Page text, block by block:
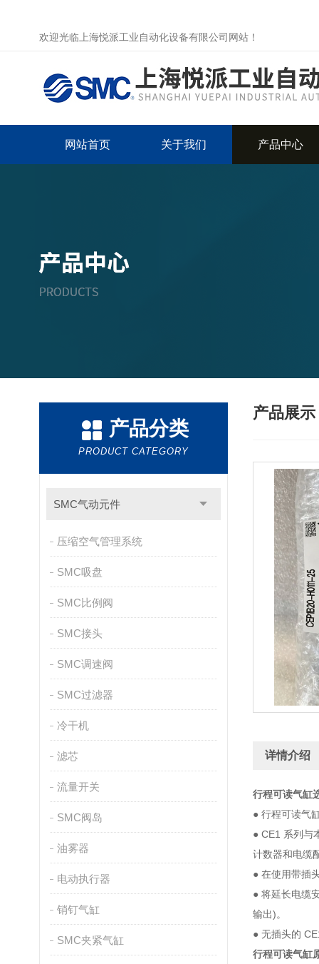
欢迎光临上海悦派工业自动化设备有限公司网站！
网站首页 关于我们 产品中心
产品分类
PRODUCT CATEGORY
SMC气动元件
压缩空气管理系统
SMC吸盘
SMC比例阀
SMC接头
SMC调速阀
SMC过滤器
冷干机
滤芯
流量开关
SMC阀岛
油雾器
电动执行器
销钉气缸
SMC夹紧气缸
产品展示
详情介绍
行程可读气缸
● 行程可读气
● CE1 系列与
计数器和电缆
● 在使用带插
● 将延长电缆
输出)。
● 无插头的
行程可读气缸